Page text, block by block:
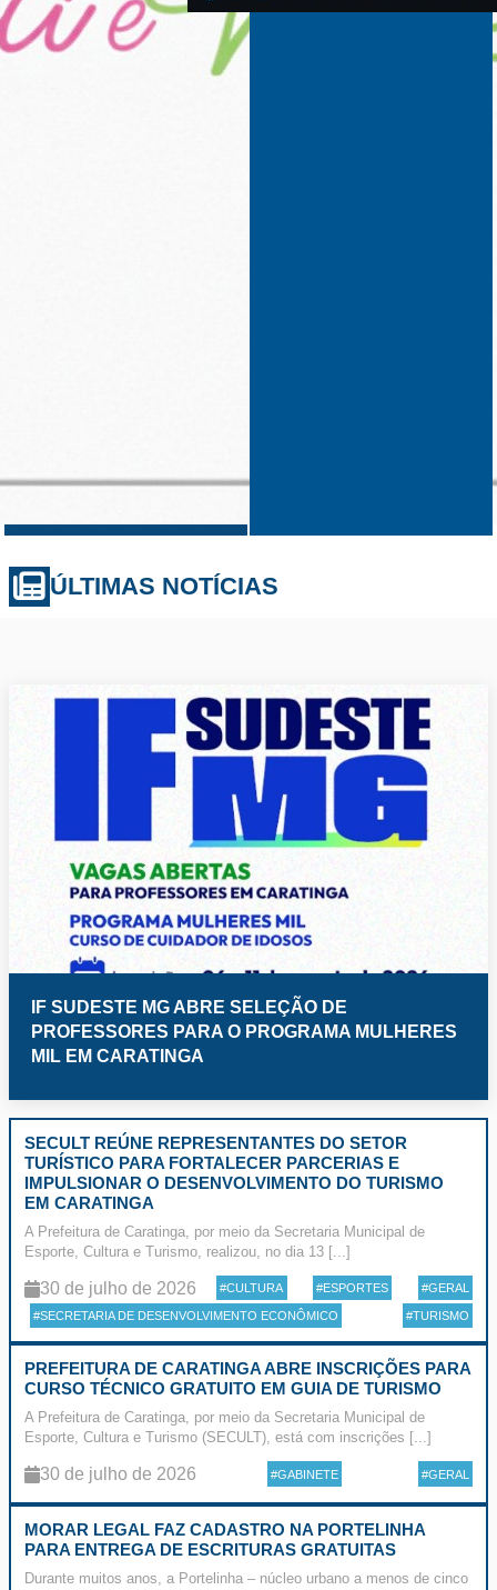
ÚLTIMAS NOTÍCIAS
IF SUDESTE MG ABRE SELEÇÃO DE
PROFESSORES PARA O PROGRAMA MULHERES
MIL EM CARATINGA
SECULT REÚNE REPRESENTANTES DO SETOR
TURÍSTICO PARA FORTALECER PARCERIAS E
IMPULSIONAR O DESENVOLVIMENTO DO TURISMO
EM CARATINGA
A Prefeitura de Caratinga, por meio da Secretaria Municipal de
Esporte, Cultura e Turismo, realizou, no dia 13 [...]
30 de julho de 2026 #CULTURA #ESPORTES #GERAL
#SECRETARIA DE DESENVOLVIMENTO ECONÔMICO #TURISMO
PREFEITURA DE CARATINGA ABRE INSCRIÇÕES PARA
CURSO TÉCNICO GRATUITO EM GUIA DE TURISMO
A Prefeitura de Caratinga, por meio da Secretaria Municipal de
Esporte, Cultura e Turismo (SECULT), está com inscrições [...]
30 de julho de 2026 #GABINETE #GERAL
MORAR LEGAL FAZ CADASTRO NA PORTELINHA
PARA ENTREGA DE ESCRITURAS GRATUITAS
Durante muitos anos, a Portelinha – núcleo urbano a menos de cinco